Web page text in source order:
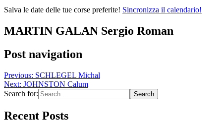
Salva le date delle tue corse preferite! Sincronizza il calendario!
MARTIN GALAN Sergio Roman
Post navigation
Previous: SCHLEGEL Michal
Next: JOHNSTON Calum
Search for:
Recent Posts